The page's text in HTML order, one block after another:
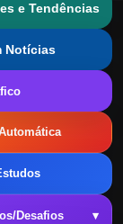
não ser
digitais de
ferramentas
e Tendências
Notícias
Desafios ▾